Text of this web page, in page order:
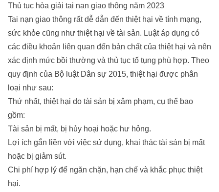
Thủ tục hòa giải tai nạn giao thông năm 2023
Tai nạn giao thông rất dễ dẫn đến thiệt hại về tính mạng,
sức khỏe cũng như thiệt hại về tài sản. Luật áp dụng có
các điều khoản liên quan đến bản chất của thiệt hại và nên
xác định mức bồi thường và thủ tục tố tụng phù hợp. Theo
quy định của Bộ luật Dân sự 2015, thiệt hại được phân
loại như sau:
Thứ nhất, thiệt hại do tài sản bị xâm phạm, cụ thể bao
gồm:
Tài sản bị mất, bị hủy hoại hoặc hư hỏng.
Lợi ích gắn liền với việc sử dụng, khai thác tài sản bị mất
hoặc bị giảm sút.
Chi phí hợp lý để ngăn chặn, hạn chế và khắc phục thiệt
hại.